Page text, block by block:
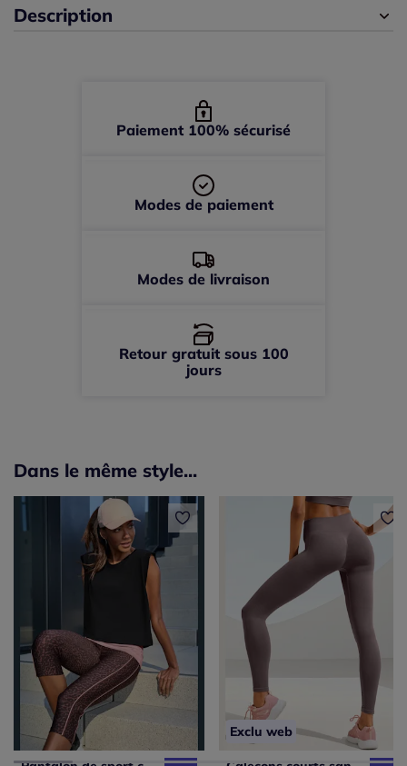
XS (32/34) -
Description
Paiement 100% sécurisé
Modes de paiement
Modes de livraison
Retour gratuit sous 100
jours
Dans le même style...
Exclu web